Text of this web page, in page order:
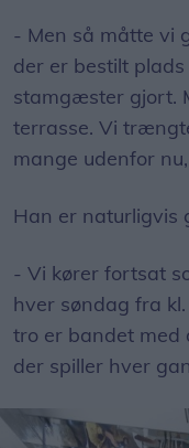
- Men så måtte vi
der er bestilt
stamgæster gjort.
terrasse. Vi
mange udenfor
Han er naturligvis
- Vi kører fortsat
hver søndag fra
tro er bandet med
der spiller hver